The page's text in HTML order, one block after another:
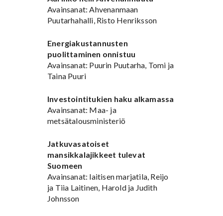
Avainsanat: Ahvenanmaan
Puutarhahalli, Risto Henriksson
Energiakustannusten
puolittaminen onnistuu
Avainsanat: Puurin Puutarha, Tomi ja
Taina Puuri
Investointitukien haku alkamassa
Avainsanat: Maa- ja
metsätalousministeriö
Jatkuvasatoiset
mansikkalajikkeet tulevat
Suomeen
Avainsanat: laitisen marjatila, Reijo
ja Tiia Laitinen, Harold ja Judith
Johnsson